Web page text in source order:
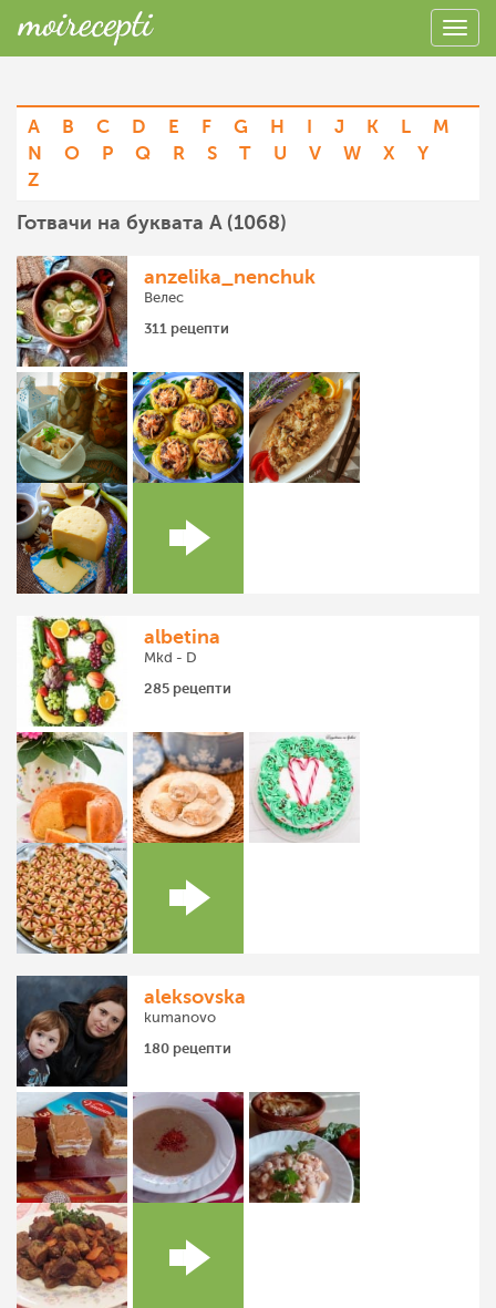
A B C D E F G H I J K L
M
N
O P Q R S T U V W X
Y
Z
Готвачи на буквата A (1068)
anzelika_nenchuk
Велес
311 рецепти
albetina
Mkd - D
285 рецепти
aleksovska
kumanovo
180 рецепти